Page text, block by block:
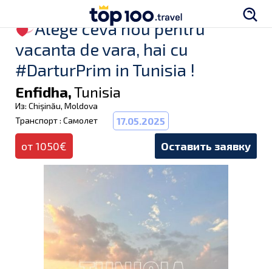
Alege ceva nou pentru
vacanta de vara, hai cu
#DarturPrim in Tunisia !
Enfidha,Tunisia
Из: Chișinău, Moldova
Транспорт : Самолет
17.05.2025
от 1050€ Оставить заявку